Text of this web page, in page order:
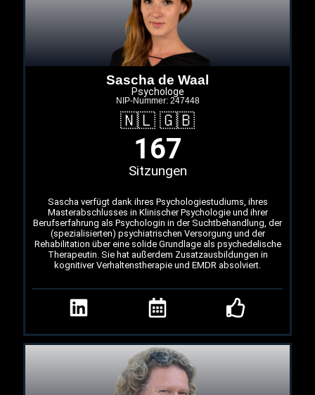
Sascha de Waal
Psychologe
NIP-Nummer: 247448
🇳🇱 🇬🇧
Sitzungen
167
Sascha verfügt dank ihres Psychologiestudiums, ihres
Masterabschlusses in Klinischer Psychologie und ihrer
Berufserfahrung als Psychologin in der Suchtbehandlung, der
(spezialisierten) psychiatrischen Versorgung und der
Rehabilitation über eine solide Grundlage als psychedelische
Therapeutin. Sie hat außerdem Zusatzausbildungen in
kognitiver Verhaltenstherapie und EMDR absolviert.